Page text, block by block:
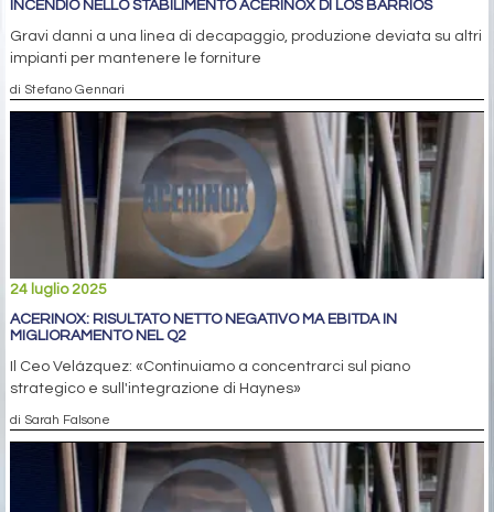
INCENDIO NELLO STABILIMENTO ACERINOX DI LOS BARRIOS
Gravi danni a una linea di decapaggio, produzione deviata su altri
impianti per mantenere le forniture
di Stefano Gennari
24 luglio 2025
ACERINOX: RISULTATO NETTO NEGATIVO MA EBITDA IN
MIGLIORAMENTO NEL Q2
Il Ceo Velázquez: «Continuiamo a concentrarci sul piano
strategico e sull'integrazione di Haynes»
di Sarah Falsone